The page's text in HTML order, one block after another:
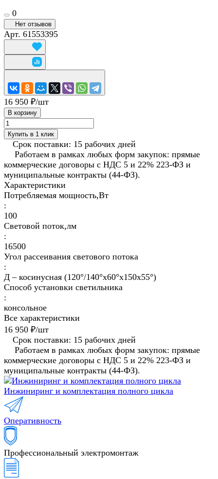
0
Нет отзывов
Арт. 61553395
16 950 ₽/шт
В корзину
Купить в 1 клик
Срок поставки: 15 рабочих дней
Работаем в рамках любых форм закупок: прямые
коммерческие договоры с НДС 5 и 22% 223-ФЗ и
муниципальные контракты (44-ФЗ).
Характеристики
Потребляемая мощность,Вт
:
100
Световой поток,лм
:
16500
Угол рассеивания светового потока
:
Д – косинусная (120°/140°х60°х150x55°)
Способ установки светильника
:
консольное
Все характеристики
16 950 ₽/шт
Срок поставки: 15 рабочих дней
Работаем в рамках любых форм закупок: прямые
коммерческие договоры с НДС 5 и 22% 223-ФЗ и
муниципальные контракты (44-ФЗ).
Инжиниринг и комплектация полного цикла
Оперативность
Профессиональный электромонтаж